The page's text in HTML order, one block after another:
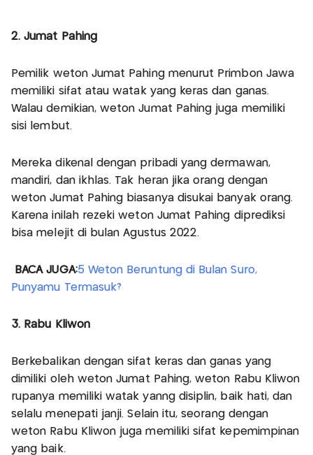
2. Jumat Pahing
Pemilik weton Jumat Pahing menurut Primbon Jawa
memiliki sifat atau watak yang keras dan ganas.
Walau demikian, weton Jumat Pahing juga memiliki
sisi lembut.
Mereka dikenal dengan pribadi yang dermawan,
mandiri, dan ikhlas. Tak heran jika orang dengan
weton Jumat Pahing biasanya disukai banyak orang.
Karena inilah rezeki weton Jumat Pahing diprediksi
bisa melejit di bulan Agustus 2022.
BACA JUGA:5 Weton Beruntung di Bulan Suro,
Punyamu Termasuk?
3. Rabu Kliwon
Berkebalikan dengan sifat keras dan ganas yang
dimiliki oleh weton Jumat Pahing, weton Rabu Kliwon
rupanya memiliki watak yanng disiplin, baik hati, dan
selalu menepati janji. Selain itu, seorang dengan
weton Rabu Kliwon juga memiliki sifat kepemimpinan
yang baik.